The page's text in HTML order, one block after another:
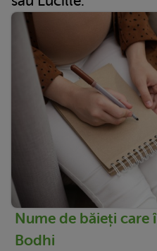
Nume de băieți care
Bodhi